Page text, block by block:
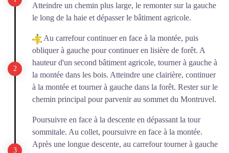
Atteindre un chemin plus large, le remonter sur la gauche
le long de la haie et dépasser le bâtiment agricole.
Au carrefour continuer en face à la montée, puis
obliquer à gauche pour continuer en lisière de forêt. A
hauteur d'un second bâtiment agricole, tourner à gauche à
la montée dans les bois. Atteindre une clairière, continuer
à la montée et tourner à gauche dans la forêt. Rester sur le
chemin principal pour parvenir au sommet du Montruvel.
Poursuivre en face à la descente en dépassant la tour
sommitale. Au collet, poursuivre en face à la montée.
Après une longue descente, au carrefour tourner à gauche